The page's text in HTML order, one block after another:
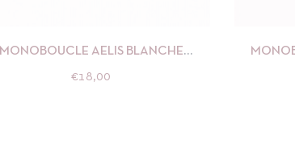
MONOBOUCLE AELIS BLANCHE
€18,00